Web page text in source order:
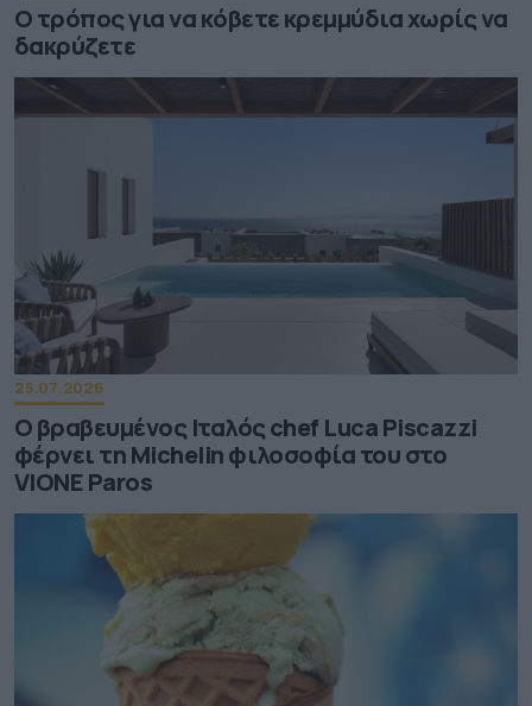
Ο τρόπος για να κόβετε κρεμμύδια χωρίς να
δακρύζετε
25.07.2026
Ο βραβευμένος Ιταλός chef Luca Piscazzi
φέρνει τη Michelin φιλοσοφία του στο
VIONE Paros